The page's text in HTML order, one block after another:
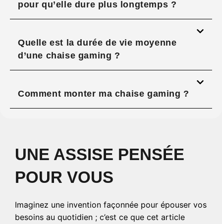
pour qu’elle dure plus longtemps ?
Quelle est la durée de vie moyenne
d’une chaise gaming ?
Comment monter ma chaise gaming ?
UNE ASSISE PENSÉE
POUR VOUS
Imaginez une invention façonnée pour épouser vos
besoins au quotidien ; c’est ce que cet article